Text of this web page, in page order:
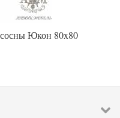
сосны Юкон 80x80